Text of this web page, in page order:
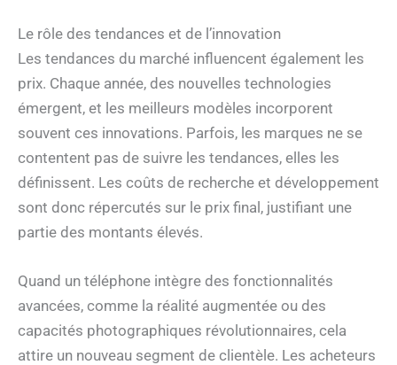
Le rôle des tendances et de l’innovation
Les tendances du marché influencent également les
prix. Chaque année, des nouvelles technologies
émergent, et les meilleurs modèles incorporent
souvent ces innovations. Parfois, les marques ne se
contentent pas de suivre les tendances, elles les
définissent. Les coûts de recherche et développement
sont donc répercutés sur le prix final, justifiant une
partie des montants élevés.
Quand un téléphone intègre des fonctionnalités
avancées, comme la réalité augmentée ou des
capacités photographiques révolutionnaires, cela
attire un nouveau segment de clientèle. Les acheteurs